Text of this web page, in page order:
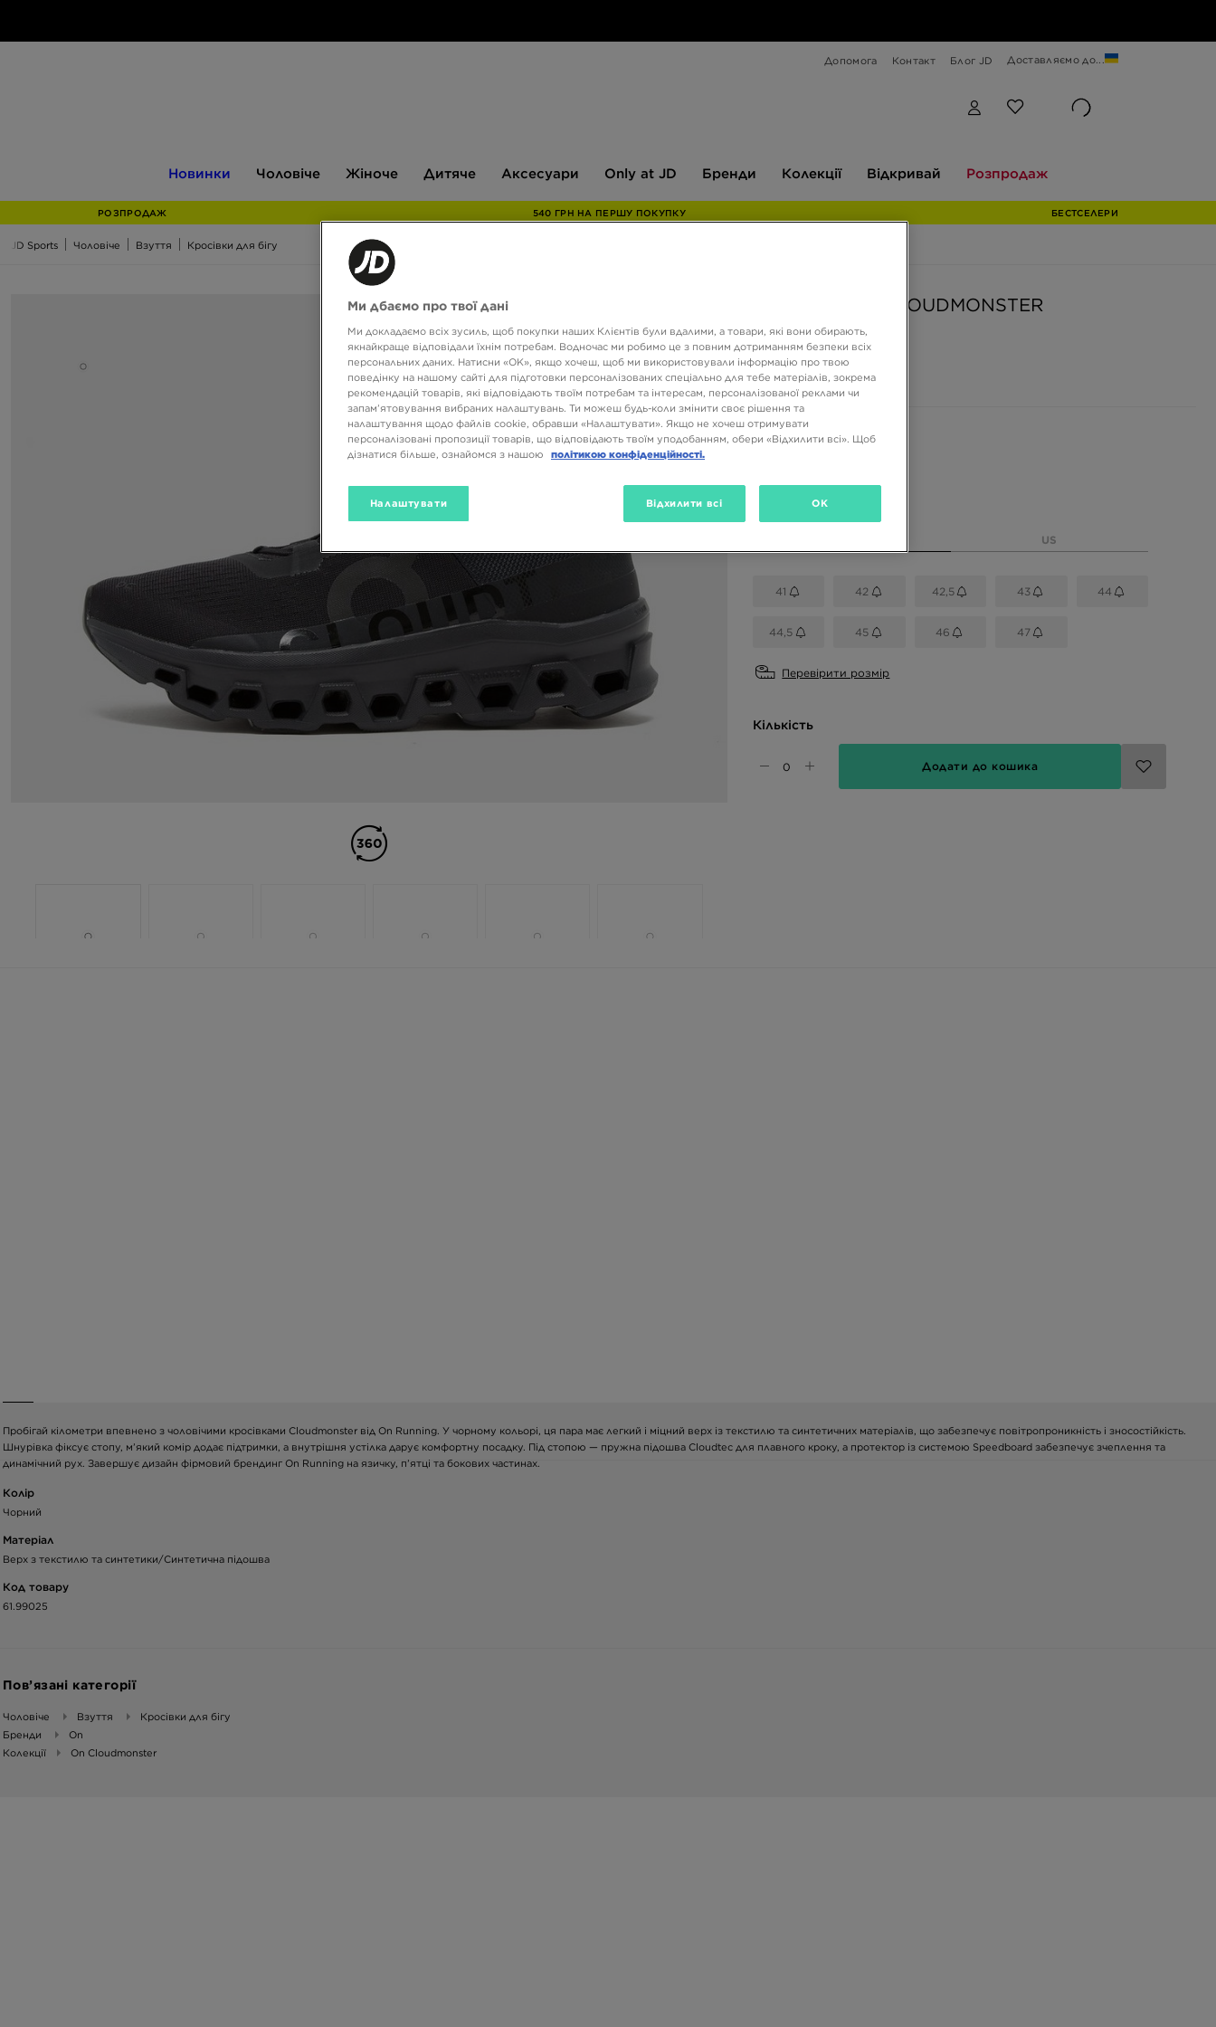
Допомога Контакт Блог JD Доставляємо до...
Новинки Чоловіче Жіноче Дитяче Аксесуари
JD
Only at JD Бренди Колекції Відкривай Розпродаж
РОЗПРОДАЖ 540 ГРН НА ПЕРШУ ПОКУПКУ БЕСТСЕЛЕРИ
JD Sports Чоловіче Взуття Кросівки для бігу
ON RUNNING CLOUDMONSTER
5290 ГРН
Доступні кольори
Вибери розмір
US
41 42 42,5 43 44
44,5 45 46 47
Перевірити розмір
Кількість
Додати до кошика
Пробігай кілометри впевнено з чоловічими кросівками Cloudmonster від On Running. У чорному кольорі, ця пара має легкий і міцний верх із текстилю та синтетичних матеріалів, що забезпечує повітропроникність і зносостійкість.
Шнурівка фіксує стопу, м’який комір додає підтримки, а внутрішня устілка дарує комфортну посадку. Під стопою — пружна підошва Cloudtec для плавного кроку, а протектор із системою Speedboard забезпечує зчеплення та
динамічний рух. Завершує дизайн фірмовий брендинг On Running на язичку, п’ятці та бокових частинах.
Колір
Чорний
Матеріал
Верх з текстилю та синтетики/Синтетична підошва
Код товару
61.99025
Пов’язані категорії
Чоловіче Взуття
Кросівки для бігу
Бренди
On
Колекції
On Cloudmonster
Ми дбаємо про твої дані
Ми докладаємо всіх зусиль, щоб покупки наших Клієнтів були вдалими, а товари, які вони обирають,
якнайкраще відповідали їхнім потребам. Водночас ми робимо це з повним дотриманням безпеки всіх
персональних даних. Натисни «OK», якщо хочеш, щоб ми використовували інформацію про твою
поведінку на нашому сайті для підготовки персоналізованих спеціально для тебе матеріалів, зокрема
рекомендацій товарів, які відповідають твоїм потребам та інтересам, персоналізованої реклами чи
запам’ятовування вибраних налаштувань. Ти можеш будь-коли змінити своє рішення та
налаштування щодо файлів cookie, обравши «Налаштувати». Якщо не хочеш отримувати
персоналізовані пропозиції товарів, що відповідають твоїм уподобанням, обери «Відхилити всі». Щоб
дізнатися більше, ознайомся з нашою
політикою конфіденційності.
Налаштувати Відхилити всі OK